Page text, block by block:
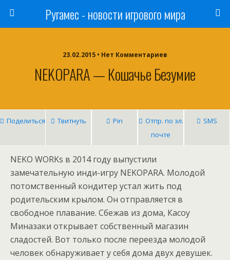
Ругамес - новости игрового мира
23.02.2015 • Нет Комментариев
NEKOPARA — Кошачье Безумие
Поделиться Твитнуть Pin
Отпр. по эл.
почте
SMS
NEKO WORKs в 2014 году выпустили
замечательную инди-игру NEKOPARA. Молодой
потомственный кондитер устал жить под
родительским крылом. Он отправляется в
свободное плавание. Сбежав из дома, Касоу
Миназаки открывает собственный магазин
сладостей. Вот только после переезда молодой
человек обнаруживает у себя дома двух девушек.